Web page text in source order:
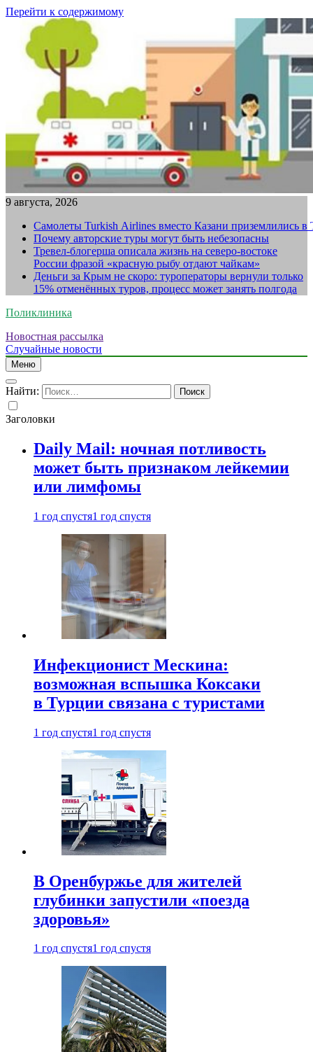
Перейти к содержимому
9 августа, 2026
Самолеты Turkish Airlines вместо Казани приземлились в
Почему авторские туры могут быть небезопасны
Тревел-блогерша описала жизнь на северо-востоке
России фразой «красную рыбу отдают чайкам»
Деньги за Крым не скоро: туроператоры вернули только
15% отменённых туров, процесс может занять полгода
Поликлиника
Новостная рассылка
Случайные новости
Меню
Найти:
Заголовки
Daily Mail: ночная потливость
может быть признаком лейкемии
или лимфомы
1 год спустя1 год спустя
Инфекционист Мескина:
возможная вспышка Коксаки
в Турции связана с туристами
1 год спустя1 год спустя
В Оренбуржье для жителей
глубинки запустили «поезда
здоровья»
1 год спустя1 год спустя